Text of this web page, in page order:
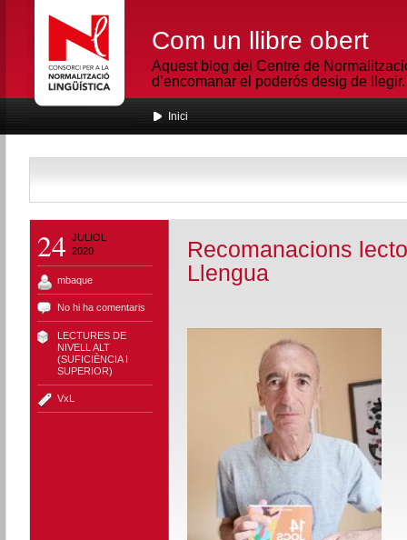
Com un llibre obert
Aquest blog del Centre de
d’encomanar el poderós desig de llegir.
Inici
24 JULIOL
2020
mbaque
No hi ha comentaris
LECTURES DE
NIVELL ALT
(SUFICIÈNCIA I
SUPERIOR)
VxL
Recomanacions
Llengua